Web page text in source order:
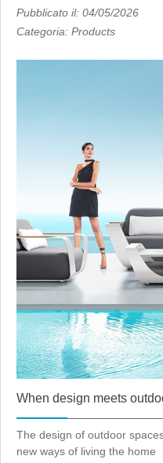
Pubblicato il: 04/05/2026
Categoria: Products
When design meets
The design of outdoor
new ways of living the home